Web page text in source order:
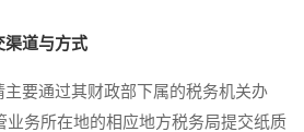
渠道与方式
要通过其财政部下属的税务机关办
业务所在地的相应地方税务局提交纸质